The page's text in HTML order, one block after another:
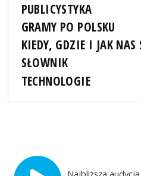
PUBLICYSTYKA
GRAMY PO POLSKU
KIEDY, GDZIE I JAK NAS
SŁOWNIK
TECHNOLOGIE
Najbliższa